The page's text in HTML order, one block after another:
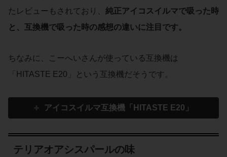
たレビューもされており、 純正アイコスイルマで吸った時
と、互換機で吸った時の感想の違いに注目です。
ちなみに、こーへいさんが使っている互換機は
「HITASTE E20」という互換機だそうです。
アイコスイルマ互換機「HITASTE E20」
テリアオアシスパールの味